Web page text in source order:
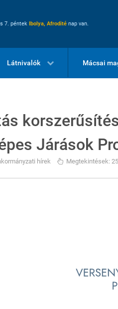
7. péntek Ibolya, Afrodité nap van.
Látnivalók Mácsai
Járások
hírek Megtekintések: